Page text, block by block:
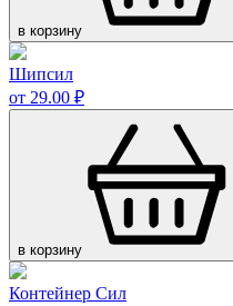
в корзину
Шипсил
от 29.00 ₽
в корзину
Контейнер Сил